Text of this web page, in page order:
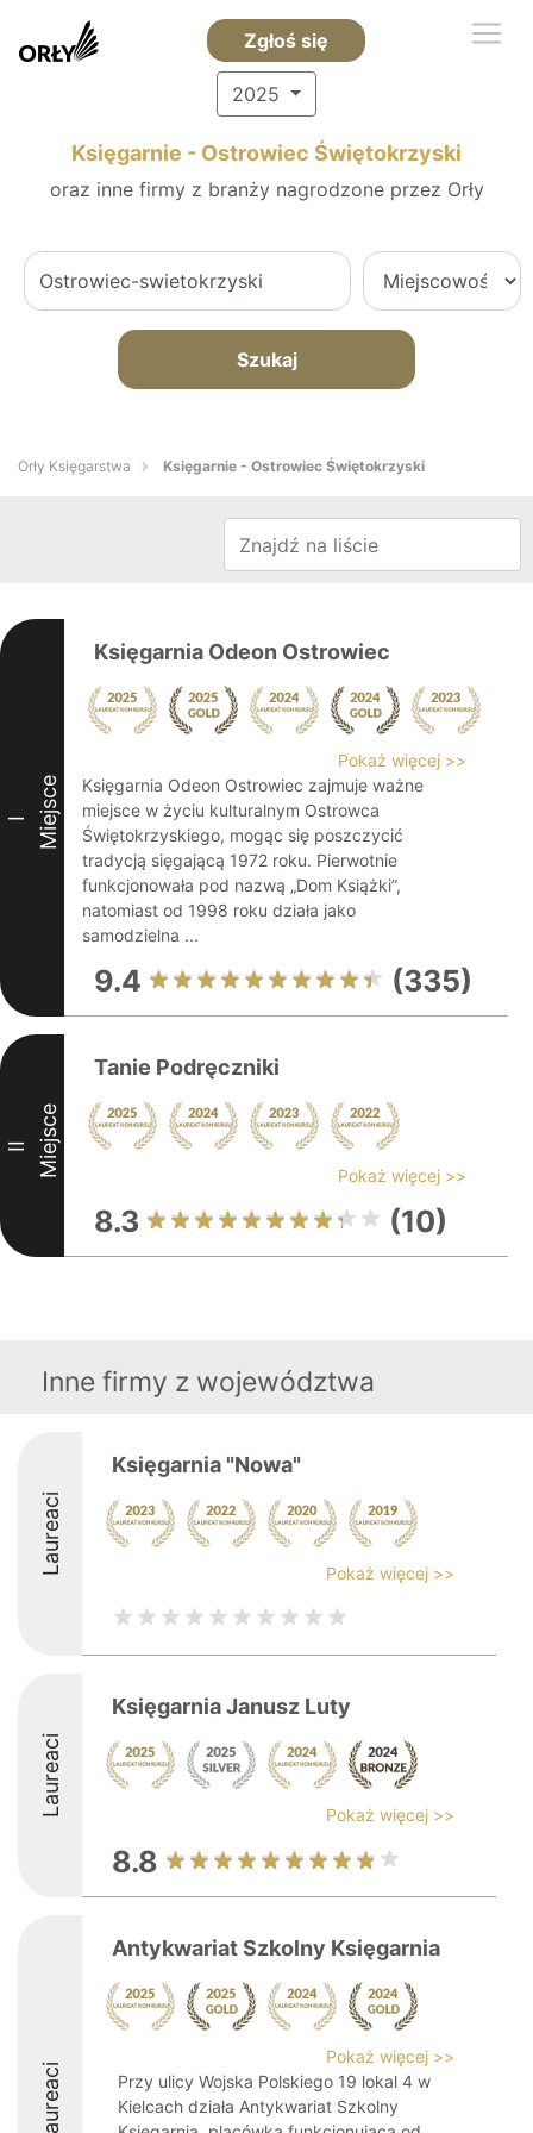
Zgłoś się
2025
Księgarnie - Ostrowiec Świętokrzyski
oraz inne firmy z branży nagrodzone przez Orły
Szukaj
Orły Księgarstwa Księgarnie - Ostrowiec Świętokrzyski
I Miejsce
Księgarnia Odeon Ostrowiec
Pokaż więcej >>
Księgarnia Odeon Ostrowiec zajmuje ważne
miejsce w życiu kulturalnym Ostrowca
Świętokrzyskiego, mogąc się poszczycić
tradycją sięgającą 1972 roku. Pierwotnie
funkcjonowała pod nazwą „Dom Książki”,
natomiast od 1998 roku działa jako
samodzielna ...
9.4 (335)
II Miejsce
Tanie Podręczniki
Pokaż więcej >>
8.3 (10)
Inne firmy z województwa
Laureaci
Księgarnia "Nowa"
Pokaż więcej >>
Laureaci
Księgarnia Janusz Luty
Pokaż więcej >>
8.8
Laureaci
Antykwariat Szkolny Księgarnia
Pokaż więcej >>
Przy ulicy Wojska Polskiego 19 lokal 4 w
Kielcach działa Antykwariat Szkolny